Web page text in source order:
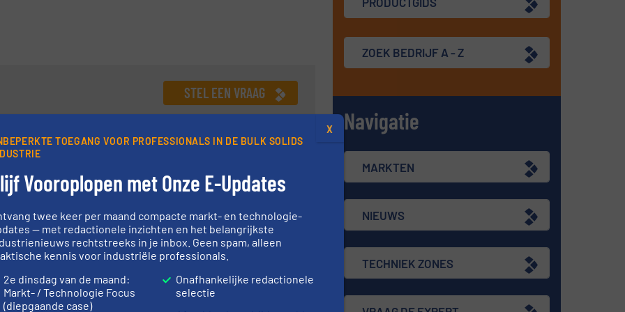
STEL EEN VRAAG
en de Baltische Staten bij DMN-WESTINGHOUSE. Met
de vele facetten van de branche: van het werken met
commerciële rollen is hij perfect in staat om een heldere ROI
komt deze ervaring zeer goed van pas. Hij
te plaatsen en houdt daarbij rekening met zowel de duurzame
proces ‘up- and downstream’ is hierin van grote toegevoegde
en heeft daarnaast aantoonbare kennis op het gebied van Food,
en minerals.
STEL EEN VRAAG
ZOEK BEDRIJF A - Z
Navigatie
MARKTEN
NIEUWS
TECHNIEK ZONES
TOEGANG VOOR PROFESSIONALS IN DE BULK SOLIDS
Vooroplopen met Onze E-Updates
twee keer per maand compacte markt- en technologie-
— met redactionele inzichten en het belangrijkste
rechtstreeks in je inbox. Geen spam, alleen
kennis voor industriële professionals.
2e dinsdag van de maand:
Markt- / Technologie Focus
(diepgaande case)
Onafhankelijke redactionele
selectie
X